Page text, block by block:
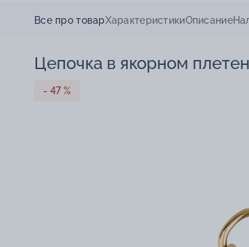
Все про товарХарактеристикиОписание
Цепочка в якорном
- 47 %